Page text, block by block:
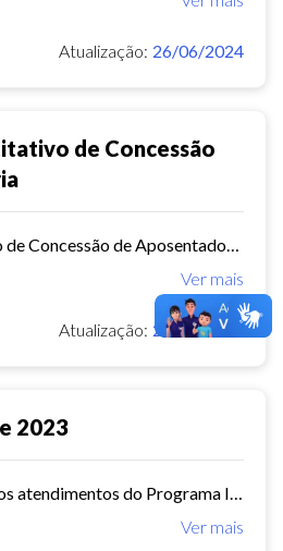
Atualização: 26/06/2024
de Concessão
Ver mais
Atualização: 24/06/2024
2023
Ver mais